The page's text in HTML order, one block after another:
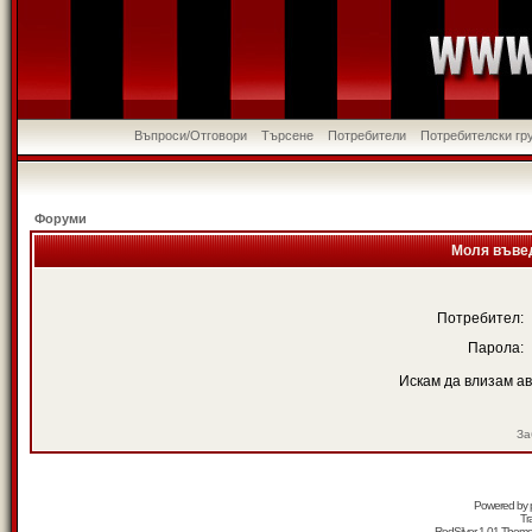
Въпроси/Отговори Търсене Потребители Потребителски
Форуми
Моля
Потребител:
Парола:
Искам да влизам
Powered by